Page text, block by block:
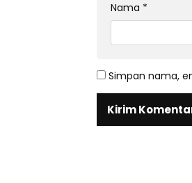
Nama *
Simpan nama,